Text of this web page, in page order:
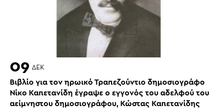
09 ΔΕΚ
Βιβλίο για τον ηρωικό Τραπεζούντιο δημοσιογράφο
Νίκο Καπετανίδη έγραψε ο εγγονός του αδελφού του
αείμνηστου δημοσιογράφου, Κώστας Καπετανίδης